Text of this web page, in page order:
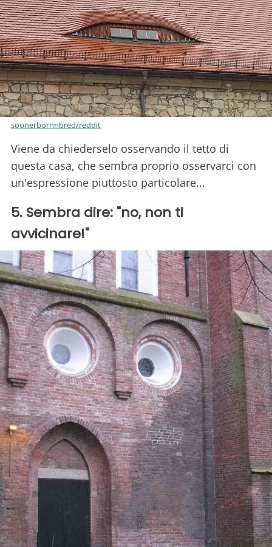
soonerbornnbred/reddit
Viene da chiederselo osservando il tetto di
questa casa, che sembra proprio osservarci con
un'espressione piuttosto particolare...
5. Sembra dire: "no, non ti
avvicinare!"